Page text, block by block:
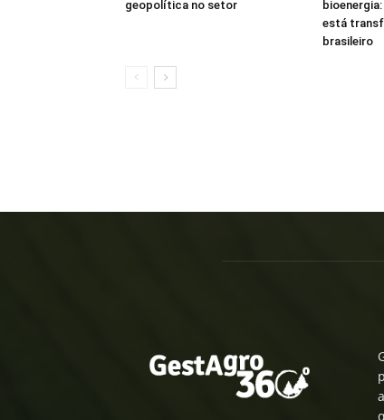
geopolítica no setor
está
brasileiro